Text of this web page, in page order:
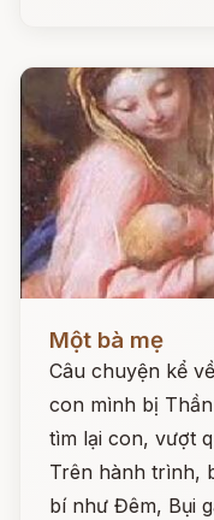
Một bà mẹ
Câu chuyện kể
con mình bị
tìm lại con, vượt
Trên hành trình,
bí như Đêm, Bụi